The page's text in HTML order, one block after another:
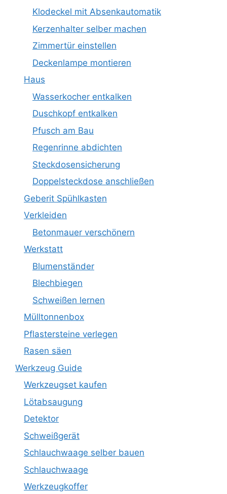
Klodeckel mit Absenkautomatik
Kerzenhalter selber machen
Zimmertür einstellen
Deckenlampe montieren
Haus
Wasserkocher entkalken
Duschkopf entkalken
Pfusch am Bau
Regenrinne abdichten
Steckdosensicherung
Doppelsteckdose anschließen
Geberit Spühlkasten
Verkleiden
Betonmauer verschönern
Werkstatt
Blumenständer
Blechbiegen
Schweißen lernen
Mülltonnenbox
Pflastersteine verlegen
Rasen säen
Werkzeug Guide
Werkzeugset kaufen
Lötabsaugung
Detektor
Schweißgerät
Schlauchwaage selber bauen
Schlauchwaage
Werkzeugkoffer